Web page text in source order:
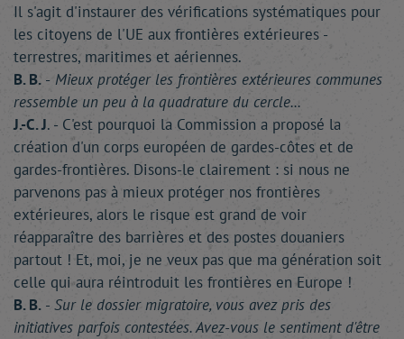
Il s'agit d'instaurer des vérifications systématiques pour
les citoyens de l'UE aux frontières extérieures -
terrestres, maritimes et aériennes.
B. B. - Mieux protéger les frontières extérieures communes
ressemble un peu à la quadrature du cercle...
J.-C. J. - C'est pourquoi la Commission a proposé la
création d'un corps européen de gardes-côtes et de
gardes-frontières. Disons-le clairement : si nous ne
parvenons pas à mieux protéger nos frontières
extérieures, alors le risque est grand de voir
réapparaître des barrières et des postes douaniers
partout ! Et, moi, je ne veux pas que ma génération soit
celle qui aura réintroduit les frontières en Europe !
B. B. - Sur le dossier migratoire, vous avez pris des
initiatives parfois contestées. Avez-vous le sentiment d'être